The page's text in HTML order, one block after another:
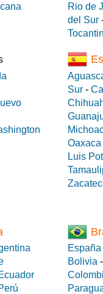
Rio de
del Sur
Sur -
Oaxaca
Luis
España
Bolivia -